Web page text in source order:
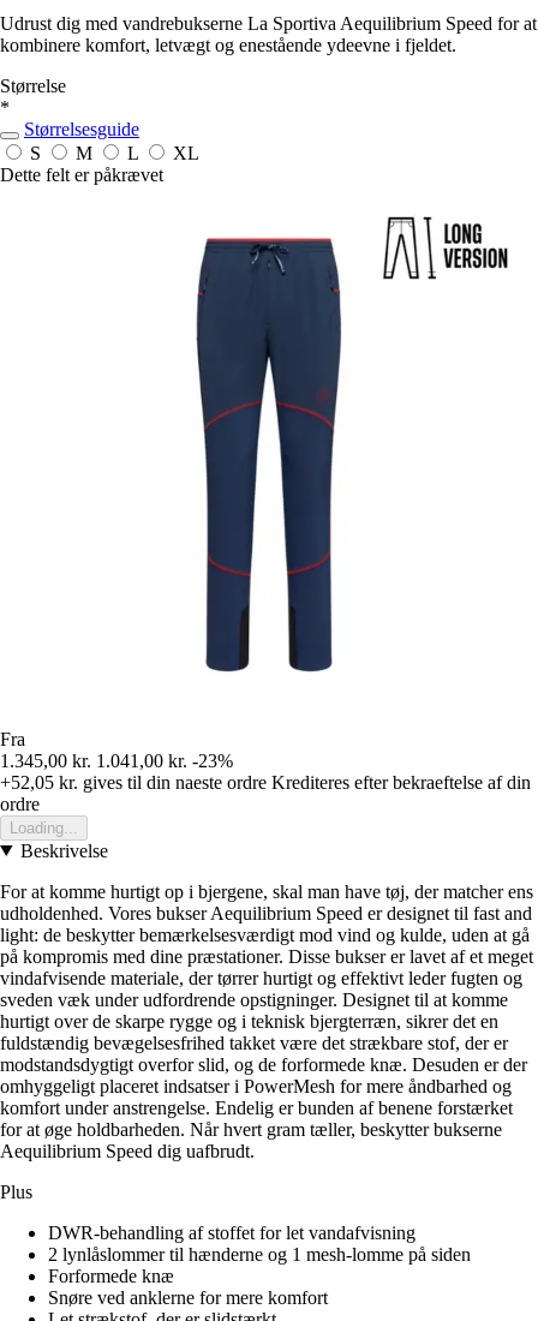
Udrust dig med vandrebukserne La Sportiva Aequilibrium Speed for at
kombinere komfort, letvægt og enestående ydeevne i fjeldet.
Størrelse
*
Størrelsesguide
S
M L
XL
Dette felt er påkrævet
Fra
1.345,00 kr. 1.041,00 kr. -23%
+52,05 kr. gives til din naeste ordre Krediteres efter bekraeftelse af din
ordre
Loading...
Beskrivelse
For at komme hurtigt op i bjergene, skal man have tøj, der matcher ens
udholdenhed. Vores bukser Aequilibrium Speed er designet til fast and
light: de beskytter bemærkelsesværdigt mod vind og kulde, uden at gå
på kompromis med dine præstationer. Disse bukser er lavet af et meget
vindafvisende materiale, der tørrer hurtigt og effektivt leder fugten og
sveden væk under udfordrende opstigninger. Designet til at komme
hurtigt over de skarpe rygge og i teknisk bjergterræn, sikrer det en
fuldstændig bevægelsesfrihed takket være det strækbare stof, der er
modstandsdygtigt overfor slid, og de forformede knæ. Desuden er der
omhyggeligt placeret indsatser i PowerMesh for mere åndbarhed og
komfort under anstrengelse. Endelig er bunden af benene forstærket
for at øge holdbarheden. Når hvert gram tæller, beskytter bukserne
Aequilibrium Speed dig uafbrudt.
Plus
DWR-behandling af stoffet for let vandafvisning
2 lynlåslommer til hænderne og 1 mesh-lomme på siden
Forformede knæ
Snøre ved anklerne for mere komfort